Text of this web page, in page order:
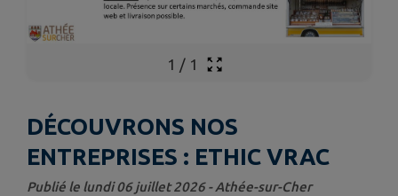
1 / 1
DÉCOUVRONS NOS
ENTREPRISES : ETHIC VRAC
Publié le lundi 06 juillet 2026 - Athée-sur-Cher